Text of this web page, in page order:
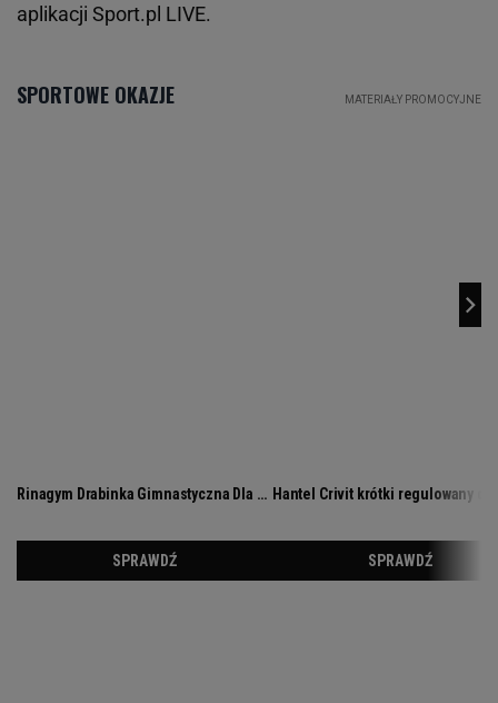
aplikacji Sport.pl LIVE.